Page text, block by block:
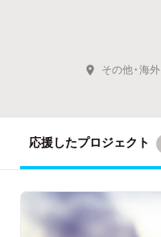
その他・海外
応援したプロジェクト